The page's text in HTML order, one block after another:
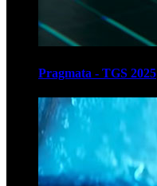
Pragmata - TGS 2025